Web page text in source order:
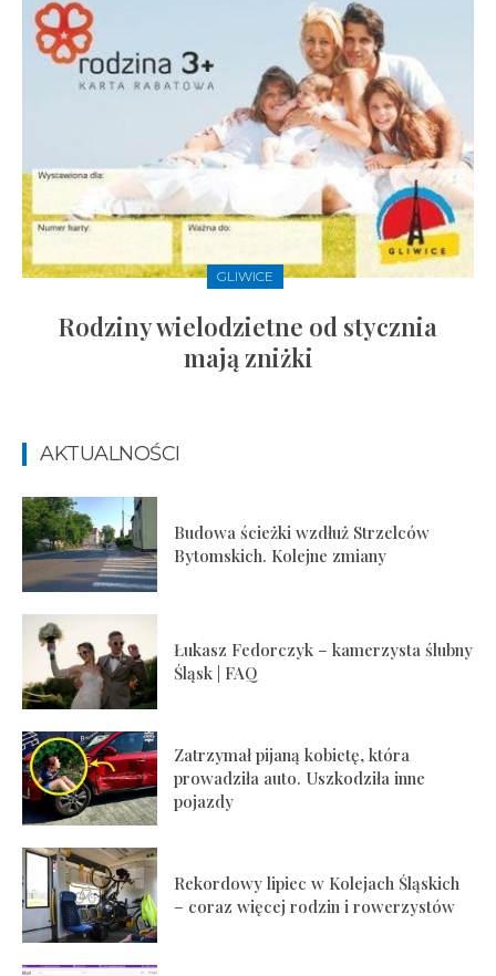
GLIWICE
Rodziny wielodzietne od stycznia
mają zniżki
AKTUALNOŚCI
Budowa ścieżki wzdłuż Strzelców
Bytomskich. Kolejne zmiany
Łukasz Fedorczyk – kamerzysta ślubny
Śląsk | FAQ
Zatrzymał pijaną kobietę, która
prowadziła auto. Uszkodziła inne
pojazdy
Rekordowy lipiec w Kolejach Śląskich
– coraz więcej rodzin i rowerzystów